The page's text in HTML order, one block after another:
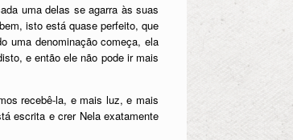
uma delas se agarra às suas
isto está quase perfeito, que
uma denominação começa, ela
e então ele não pode ir mais
recebê-la, e mais luz, e mais
escrita e crer Nela exatamente